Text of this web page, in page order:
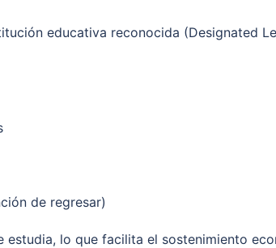
educativa reconocida (Designated
de regresar)
lo que facilita el sostenimiento